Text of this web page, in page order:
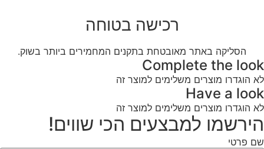
רכישה בטוחה
הסליקה באתר מאובטחת בתקנים המחמירים ביותר בשוק.
Complete the look
לא הוגדרו מוצרים משלימים למוצר זה
Have a look
לא הוגדרו מוצרים משלימים למוצר זה
הירשמו למבצעים הכי שווים!
שם פרטי